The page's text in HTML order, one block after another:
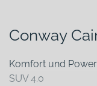
Conway
Komfort und
SUV 4.0